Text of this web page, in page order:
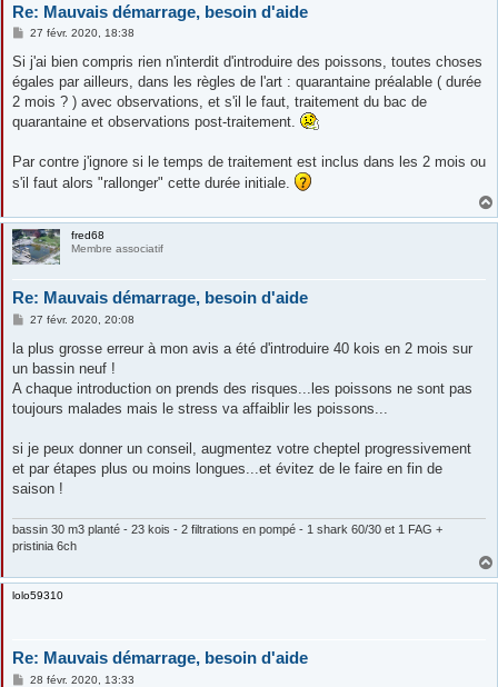
Re: Mauvais démarrage, besoin d'aide
M
s
s
a
g
27 févr. 2020, 18:38
Si j'ai bien compris rien n'interdit d'introduire des poissons, toutes choses
égales par ailleurs, dans les règles de l'art : quarantaine préalable ( durée
2 mois ? ) avec observations, et s'il le faut, traitement du bac de
quarantaine et observations post-traitement.
Par contre j'ignore si le temps de traitement est inclus dans les 2 mois ou
s'il faut alors "rallonger" cette durée initiale.
fred68
Membre associatif
Re: Mauvais démarrage, besoin d'aide
M
s
s
a
g
27 févr. 2020, 20:08
la plus grosse erreur à mon avis a été d'introduire 40 kois en 2 mois sur
un bassin neuf !
A chaque introduction on prends des risques...les poissons ne sont pas
toujours malades mais le stress va affaiblir les poissons...
si je peux donner un conseil, augmentez votre cheptel progressivement
et par étapes plus ou moins longues...et évitez de le faire en fin de
saison !
bassin 30 m3 planté - 23 kois - 2 filtrations en pompé - 1 shark 60/30 et 1 FAG +
pristinia 6ch
lolo59310
Re: Mauvais démarrage, besoin d'aide
M28 févr. 2020, 13:33